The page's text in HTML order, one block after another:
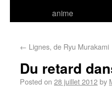
anime
← Lignes, de Ryu Murakami
Du retard
Posted on 28 juillet 2012by